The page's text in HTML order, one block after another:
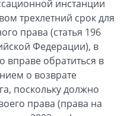
инстанции
трехлетний срок для
права (статья 196
Федерации), в
вправе обратиться в
о возврате
поскольку должно
права (права на